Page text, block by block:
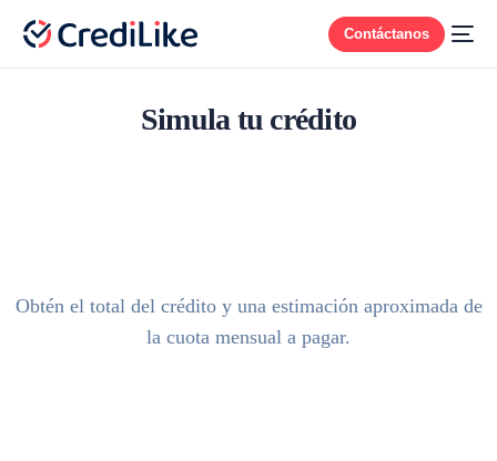
Contáctanos
Simula tu crédito
Obtén el total del crédito y una estimación aproximada de
la cuota mensual a pagar.